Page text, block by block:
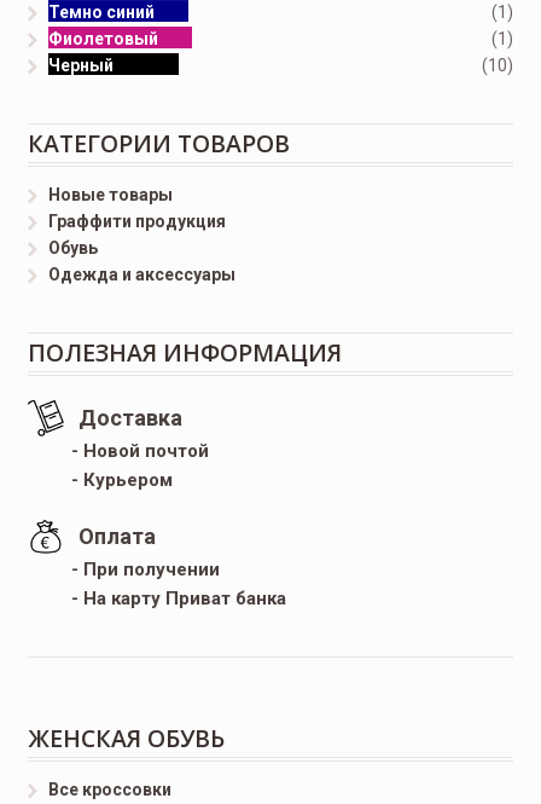
Темно синий
(1)
Фиолетовый
(1)
Черный
(10)
КАТЕГОРИИ ТОВАРОВ
Новые товары
Граффити продукция
Обувь
Одежда и аксессуары
ПОЛЕЗНАЯ ИНФОРМАЦИЯ
Доставка
- Новой почтой
- Курьером
Оплата
- При получении
- На карту Приват банка
ЖЕНСКАЯ ОБУВЬ
Все кроссовки